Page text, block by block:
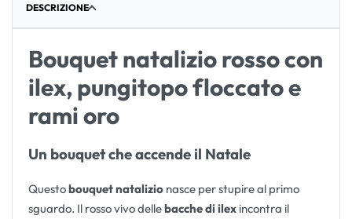
DESCRIZIONE
Bouquet natalizio rosso con
ilex, pungitopo floccato e
rami oro
Un bouquet che accende il Natale
Questobouquet natalizio nasce per stupire al primo
sguardo. Il rosso vivo dellebacche di ilex incontra il